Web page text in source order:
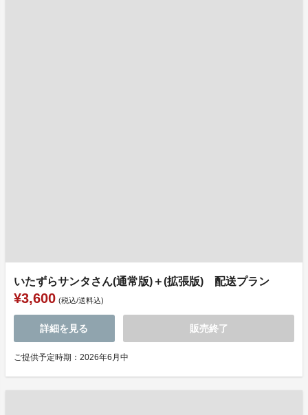
いたずらサンタさん(通常版)＋(拡張版) 配送プラン
¥3,600 (税込/送料込)
詳細を見る 販売終了
ご提供予定時期：2026年6月中